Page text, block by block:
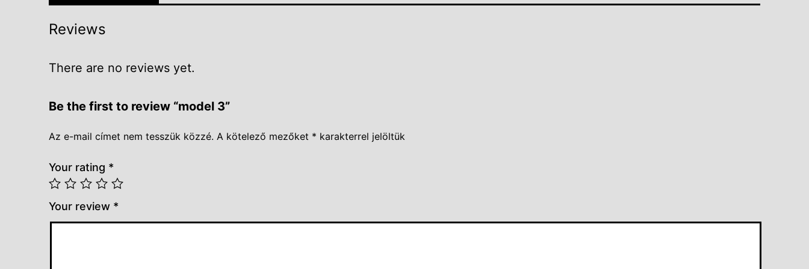
Reviews
There are no reviews yet.
Be the first to review “model 3”
Az e-mail címet nem tesszük közzé. A kötelező mezőket * karakterrel jelöltük
Your rating *
Your review *